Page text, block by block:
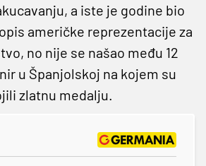
a iste je godine bio
američke reprezentacije za
no nije se našao među 12
u Španjolskoj na kojem su
zlatnu medalju.